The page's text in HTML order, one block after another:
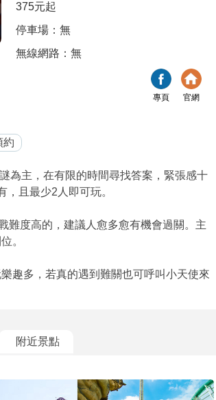
375元起
停車場：無
無線網路：無
專頁 官網
約
為主，在有限的時間尋找答案，緊張感十
且最少2人即可玩。
難度高的，建議人愈多愈有機會過關。主
。
趣多，若真的遇到難關也可呼叫小天使來
附近景點